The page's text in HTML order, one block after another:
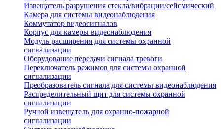
Извещатель разрушения стекла/вибрации/сейсмический
Камера для системы видеонаблюдения
Коммутатор видеосигналов
Корпус для камеры видеонаблюдения
Модуль расширения для системы охранной
сигнализации
Оборудование передачи сигнала тревоги
Переключатель режимов для системы охранной
сигнализации
Преобразователь сигнала для системы видеонаблюдения
Распределительный щит для системы охранной
сигнализации
Ручной извещатель для охранно-пожарной
сигнализации